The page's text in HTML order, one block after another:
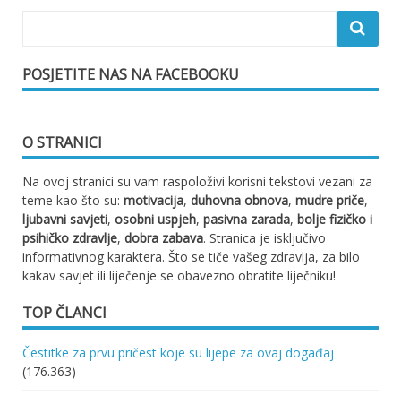
POSJETITE NAS NA FACEBOOKU
O STRANICI
Na ovoj stranici su vam raspoloživi korisni tekstovi vezani za
teme kao što su: motivacija, duhovna obnova, mudre priče,
ljubavni savjeti, osobni uspjeh, pasivna zarada, bolje fizičko i
psihičko zdravlje, dobra zabava. Stranica je isključivo
informativnog karaktera. Što se tiče vašeg zdravlja, za bilo
kakav savjet ili liječenje se obavezno obratite liječniku!
TOP ČLANCI
Čestitke za prvu pričest koje su lijepe za ovaj događaj
(176.363)